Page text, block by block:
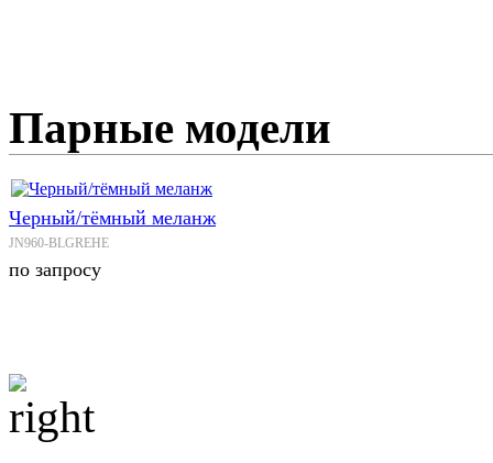
Парные модели
Черный/тёмный меланж
JN960-BLGREHE
по запросу